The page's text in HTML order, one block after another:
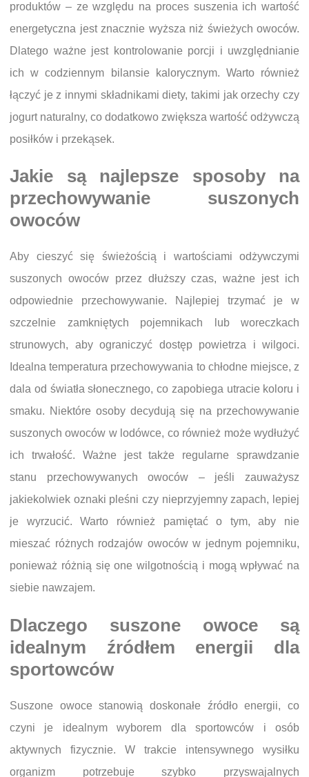
produktów – ze względu na proces suszenia ich wartość
energetyczna jest znacznie wyższa niż świeżych owoców.
Dlatego ważne jest kontrolowanie porcji i uwzględnianie
ich w codziennym bilansie kalorycznym. Warto również
łączyć je z innymi składnikami diety, takimi jak orzechy czy
jogurt naturalny, co dodatkowo zwiększa wartość odżywczą
posiłków i przekąsek.
Jakie są najlepsze sposoby na
przechowywanie suszonych
owoców
Aby cieszyć się świeżością i wartościami odżywczymi
suszonych owoców przez dłuższy czas, ważne jest ich
odpowiednie przechowywanie. Najlepiej trzymać je w
szczelnie zamkniętych pojemnikach lub woreczkach
strunowych, aby ograniczyć dostęp powietrza i wilgoci.
Idealna temperatura przechowywania to chłodne miejsce, z
dala od światła słonecznego, co zapobiega utracie koloru i
smaku. Niektóre osoby decydują się na przechowywanie
suszonych owoców w lodówce, co również może wydłużyć
ich trwałość. Ważne jest także regularne sprawdzanie
stanu przechowywanych owoców – jeśli zauważysz
jakiekolwiek oznaki pleśni czy nieprzyjemny zapach, lepiej
je wyrzucić. Warto również pamiętać o tym, aby nie
mieszać różnych rodzajów owoców w jednym pojemniku,
ponieważ różnią się one wilgotnością i mogą wpływać na
siebie nawzajem.
Dlaczego suszone owoce są
idealnym źródłem energii dla
sportowców
Suszone owoce stanowią doskonałe źródło energii, co
czyni je idealnym wyborem dla sportowców i osób
aktywnych fizycznie. W trakcie intensywnego wysiłku
organizm potrzebuje szybko przyswajalnych